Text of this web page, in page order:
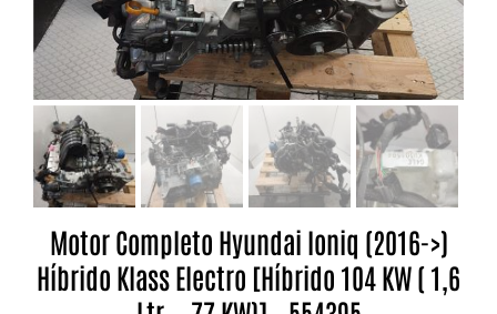
Motor Completo Hyundai Ioniq (2016->)
Híbrido Klass Electro [Híbrido 104 KW ( 1,6